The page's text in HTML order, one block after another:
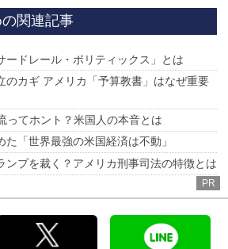
関連記事
ードレール・ポリティックス」とは
のカギ アメリカ「予算教書」はなぜ重要
ってホント？米国人の本音とは
「世界最強の米国経済は不動」
ンプを裁く？アメリカ刑事司法の特徴とは
PR